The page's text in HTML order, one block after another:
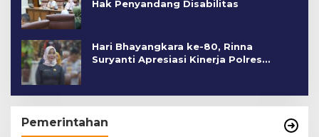
Hak Penyandang Disabilitas
Hari Bhayangkara ke-80, Rinna
Suryanti Apresiasi Kinerja Polres
Pemerintahan